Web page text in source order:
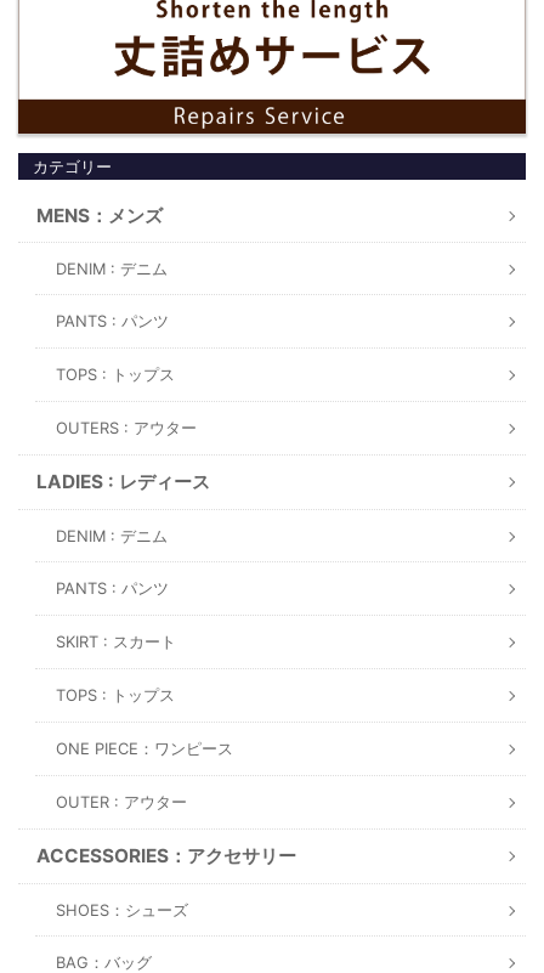
カテゴリー
MENS：メンズ
DENIM : デニム
PANTS : パンツ
TOPS : トップス
OUTERS : アウター
LADIES : レディース
DENIM : デニム
PANTS : パンツ
SKIRT : スカート
TOPS : トップス
ONE PIECE：ワンピース
OUTER : アウター
ACCESSORIES：アクセサリー
SHOES：シューズ
BAG：バッグ